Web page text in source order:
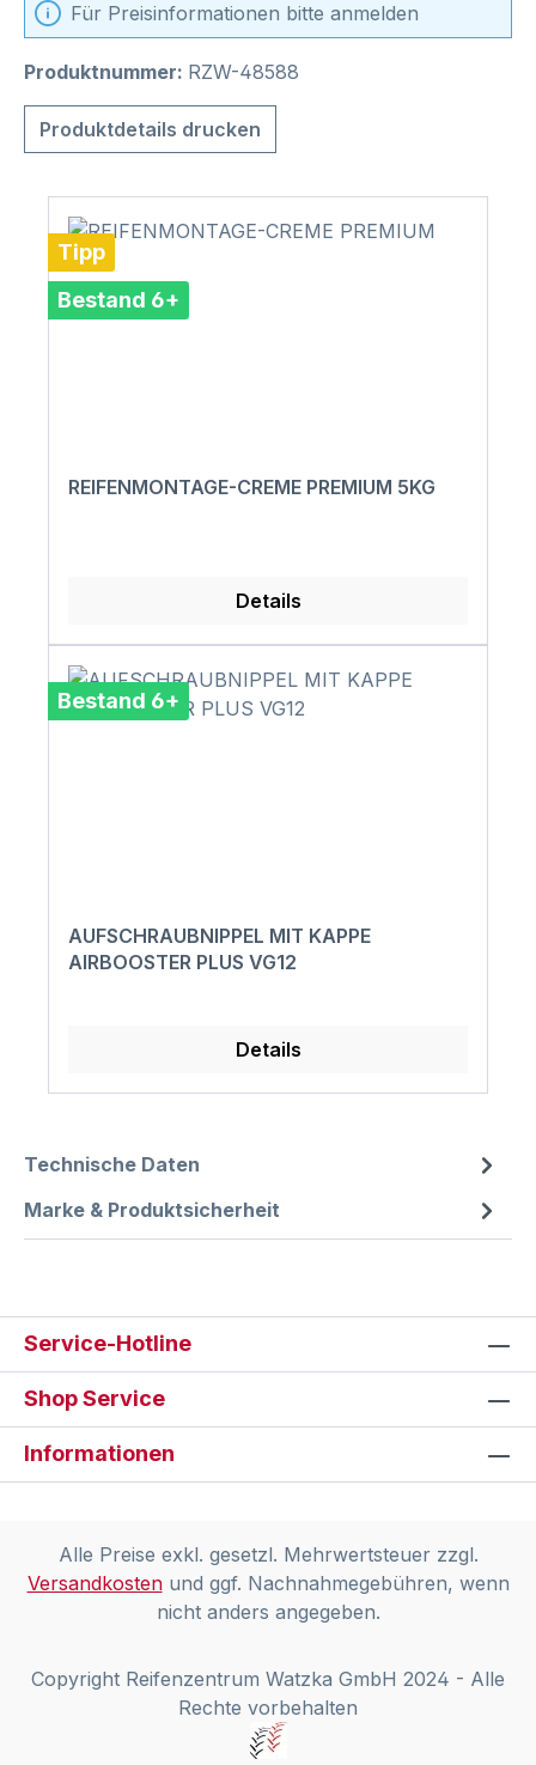
Für Preisinformationen bitte anmelden
Produktnummer: RZW-48588
Produktdetails drucken
Tipp
Bestand 6+
REIFENMONTAGE-CREME PREMIUM 5KG
Details
Bestand 6+
AUFSCHRAUBNIPPEL MIT KAPPE
AIRBOOSTER PLUS VG12
Details
Technische Daten
Marke & Produktsicherheit
Service-Hotline
Shop Service
Informationen
Alle Preise exkl. gesetzl. Mehrwertsteuer zzgl.
Versandkostenund ggf. Nachnahmegebühren, wenn
nicht anders angegeben.
Copyright Reifenzentrum Watzka GmbH 2024 - Alle
Rechte vorbehalten